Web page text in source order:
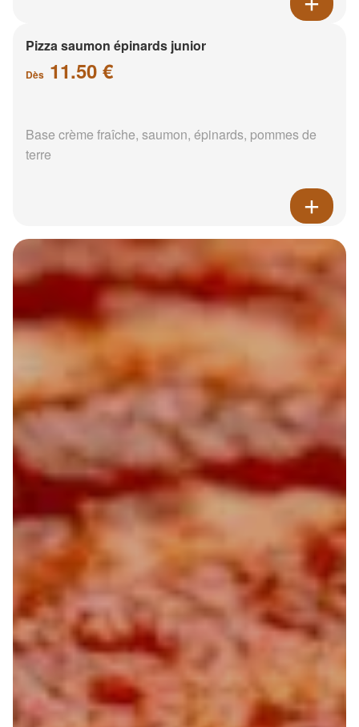
Pizza saumon épinards junior
Dès 11.50 €
Base crème fraîche, saumon, épinards, pommes de
terre